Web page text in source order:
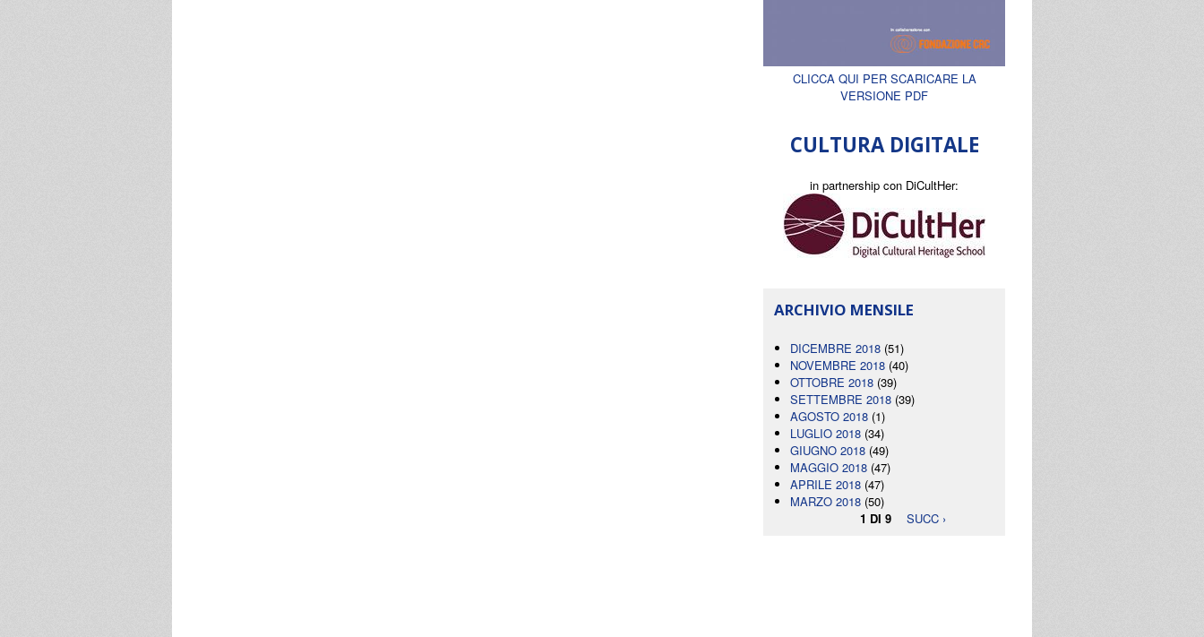
CLICCA QUI PER SCARICARE LA
VERSIONE PDF
CULTURA DIGITALE
in partnership con DiCultHer:
ARCHIVIO MENSILE
DICEMBRE 2018 (51)
NOVEMBRE 2018 (40)
OTTOBRE 2018 (39)
SETTEMBRE 2018 (39)
AGOSTO 2018 (1)
LUGLIO 2018 (34)
GIUGNO 2018 (49)
MAGGIO 2018 (47)
APRILE 2018 (47)
MARZO 2018 (50)
1 DI 9
SUCC ›